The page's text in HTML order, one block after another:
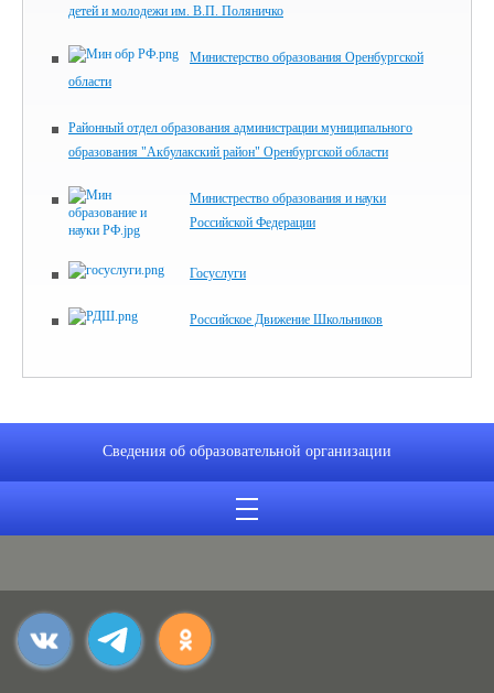
детей и молодежи им. В.П. Поляничко
Министерство образования Оренбургской
области
Районный отдел образования администрации муниципального
образования "Акбулакский район" Оренбургской области
Министрество образования и науки
Российской Федерации
Госуслуги
Российское Движение Школьников
Сведения об образовательной организации